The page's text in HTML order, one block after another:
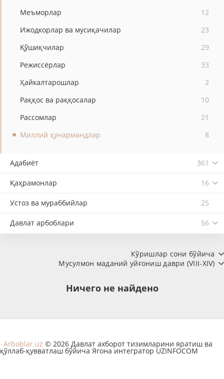
Меъморлар
12
Ижодкорлар ва мусиқачилар
23
Қўшиқчилар
29
Режиссёрлар
33
Ҳайкалтарошлар
2
Раққос ва раққосалар
10
Рассомлар
21
Миллий ҳунармандлар
8
Адабиёт 361
Қаҳрамонлар 16
Устоз ва мураббийлар 25
Давлат арбоблари 56
Кўришлар сони бўйича
Мусулмон маданий уйғониш даври (VIII-XIV)
Ничего не найдено
Arboblar.uz © 2026 Давлат ахборот тизимларини яратиш ва
қўллаб-қувватлаш бўйича Ягона интегратор UZINFOCOM